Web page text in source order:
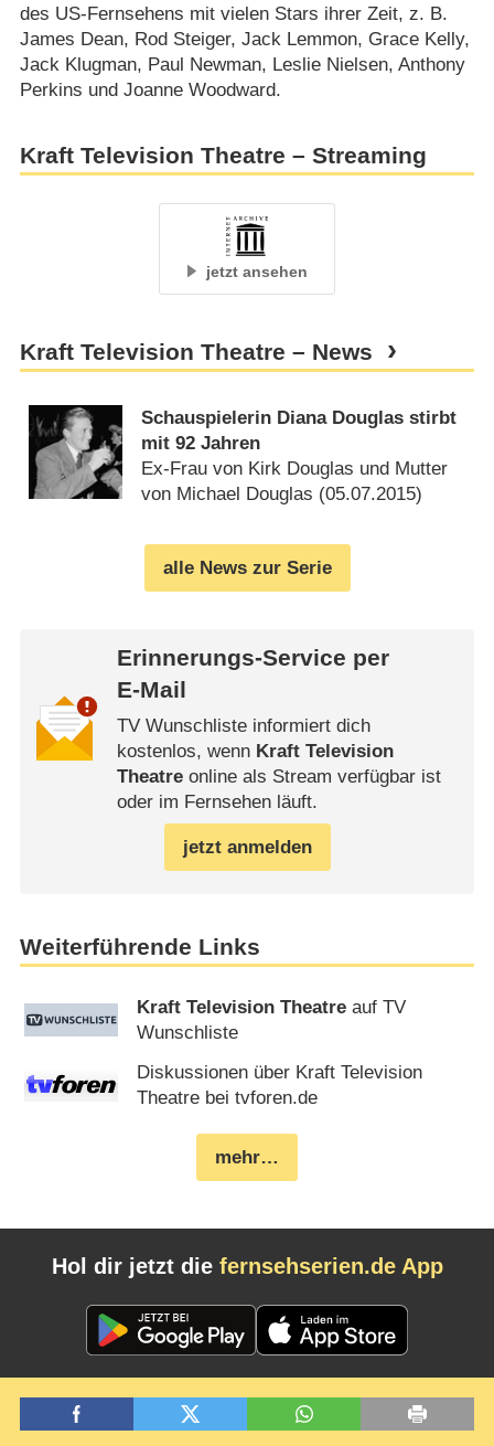
des US-Fernsehens mit vielen Stars ihrer Zeit, z. B.
James Dean, Rod Steiger, Jack Lemmon, Grace Kelly,
Jack Klugman, Paul Newman, Leslie Nielsen, Anthony
Perkins und Joanne Woodward.
Kraft Television Theatre – Streaming
jetzt ansehen
Kraft Television Theatre – News
Schauspielerin Diana Douglas stirbt
mit 92 Jahren
Ex-Frau von Kirk Douglas und Mutter
von Michael Douglas (05.07.2015)
alle News zur Serie
Erinnerungs-Service per
E-Mail
TV Wunschliste informiert dich
kostenlos, wenn Kraft Television
Theatreonline als Stream verfügbar ist
oder im Fernsehen läuft.
jetzt anmelden
Weiterführende Links
Kraft Television Theatre auf TV
Wunschliste
Diskussionen über Kraft Television
Theatre bei tvforen.de
mehr…
Hol dir jetzt die fernsehserien.de App